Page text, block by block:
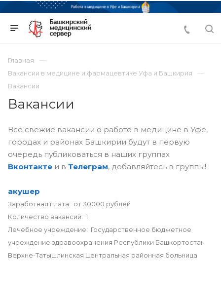
Главная
Вакансии в медицине и фармацевтике Уфа и Башкирия
Вакансии
Вакансии
Все свежие вакансии о работе в медицине в Уфе,
городах и районах Башкирии будут в первую
очередь публиковаться в наших группах
Вконтакте и в Телеграм, добавляйтесь в группы!
акушер
Заработная плата: от 30000 рублей
Количество вакансий: 1
Лечебное учреждение: Государственное бюджетное
учреждение здравоохранения Республики Башкортостан
Верхне-Татышлинская Центральная районная больница